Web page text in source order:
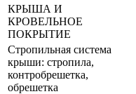
КРЫША И
КРОВЕЛЬНОЕ
ПОКРЫТИЕ
Стропильная система
крыши: стропила,
контробрешетка,
обрешетка